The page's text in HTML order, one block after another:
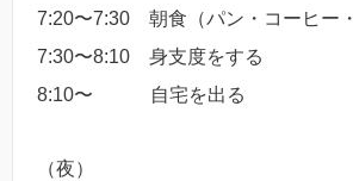
7:20〜7:30 朝食（パン・コーヒー
7:30〜8:10 身支度をする
8:10〜 自宅を出る
（夜）